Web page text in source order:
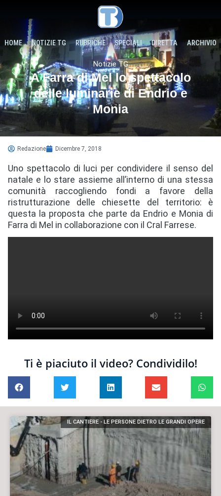
HOME NOTIZIE TG RUBRICHE SPECIALI DIRETTA ARCHIVIO
Notizie TG
A Farra di Mel lo spettacolo
delle luminarie di Endrio e
Monia
Redazione Dicembre 7, 2018
Uno spettacolo di luci per condividere il senso del
natale e lo stare assieme all’interno di una stessa
comunità raccogliendo fondi a favore della
ristrutturazione delle chiesette del territorio: è
questa la proposta che parte da Endrio e Monia di
Farra di Mel in collaborazione con il Cral Farrese.
Ti è piaciuto il video? Condividilo!
IL CANTIERE - LE PERSONE DIETRO LE GRANDI OPERE